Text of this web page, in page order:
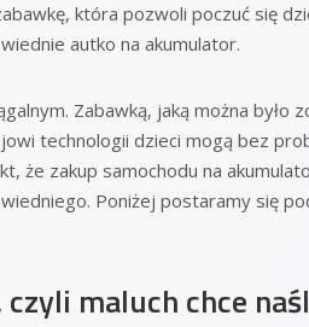
która pozwoli poczuć się
autko na akumulator.
Zabawką, jaką można było
technologii dzieci mogą bez
że zakup samochodu na
Poniżej postaramy się
maluch chce